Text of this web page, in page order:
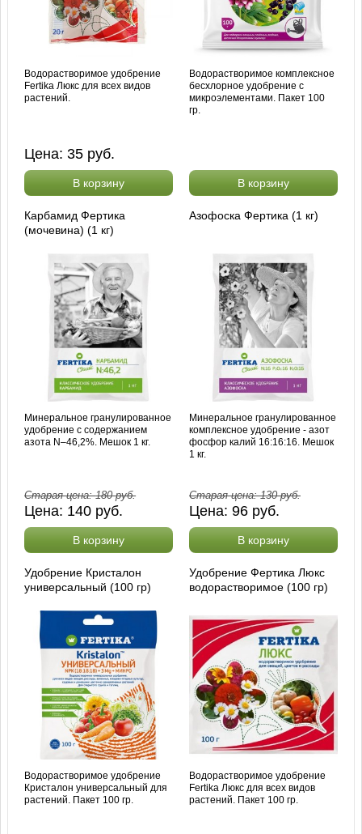
Водорастворимое удобрение
Fertika Люкс для всех видов
растений.
Цена:35 руб.
В корзину
Водорастворимое комплексное
бесхлорное удобрение с
микроэлементами. Пакет 100
гр.
В корзину
Карбамид Фертика
(мочевина) (1 кг)
Минеральное гранулированное
удобрение с содержанием
азота N–46,2%. Мешок 1 кг.
Старая цена:180руб.
Цена: 140 руб.
В корзину
Азофоска Фертика (1 кг)
Минеральное гранулированное
комплексное удобрение - азот
фосфор калий 16:16:16. Мешок
1 кг.
Старая цена:130руб.
Цена: 96 руб.
В корзину
Удобрение Кристалон
универсальный (100 гр)
Водорастворимое удобрение
Кристалон универсальный для
растений. Пакет 100 гр.
Удобрение Фертика Люкс
водорастворимое (100 гр)
Водорастворимое удобрение
Fertika Люкс для всех видов
растений. Пакет 100 гр.